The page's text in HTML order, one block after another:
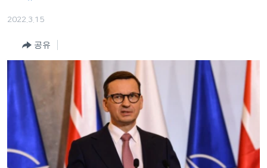
메
텐
VOD
라디오
프로그램
주파수 안내
언어 선택
2022.3.15
공유